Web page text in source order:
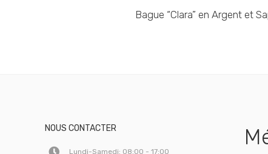
Bague “Clara” en Argent et
NOUS CONTACTER
Lundi-Samedi: 08:00 - 17:00